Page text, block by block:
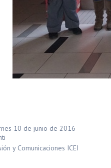
10 de junio de 2016
y Comunicaciones ICEI